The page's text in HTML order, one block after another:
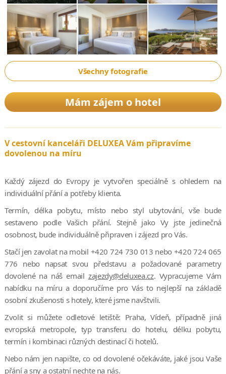
Všechny fotografie
Mám zájem o hotel
V cestovní kanceláři DELUXEA Vám připravíme
dovolenou na míru
Každý zájezd do Evropy je vytvořen speciálně s ohledem na
individuální přání a potřeby klienta.
Termín, délka pobytu, místo nebo styl ubytování, vše bude
sestaveno podle Vašich přání. Stejně jako Vy jste jedinečná
osobnost, bude individuálně připraven i zájezd pro Vás.
Stačí jen zavolat na mobil +420 724 730 013 nebo +420 724 065
776 nebo napsat svou představu a požadované parametry
dovolené na náš email zajezdy@deluxea.cz. Vypracujeme Vám
nabídku na míru a doporučíme pro Vás to nejlepší na základě
osobní zkušenosti s hotely, které jsme navštvili.
Zvolit si můžete odletové letiště: Praha, Vídeň, případně jiná
evropská metropole, typ transferu do hotelu, délku pobytu,
termín i kombinaci různých destinací či hotelů.
Nebo nám jen napište, co od dovolené očekáváte, jaké jsou Vaše
přání a sny a ostatní nechte na nás.